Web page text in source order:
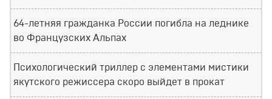
64-летняя гражданка России погибла на леднике
во Французских Альпах
Психологический триллер с элементами мистики
якутского режиссера скоро выйдет в прокат